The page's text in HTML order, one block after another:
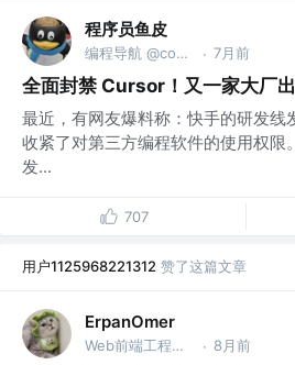
程序员鱼皮
编程导航 @codefather.cn · 7月前
全面封禁 Cursor！又一家大厂
最近，有网友爆料称：快手的研发线
收紧了对第三方编程软件的使用权限
发...
707
用户1125968221312 赞了这篇文章
ErpanOmer
Web前端工程师 @跨境 · 8月前